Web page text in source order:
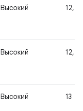
Высокий 12,
Высокий 12,
Высокий 13